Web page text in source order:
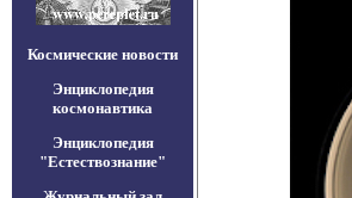
Космические новости
Энциклопедия
космонавтика
Энциклопедия
"Естествознание"